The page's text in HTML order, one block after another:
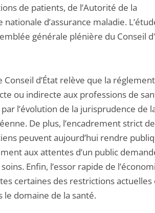
de patients, de l’Autorité de la
d’assurance maladie.
générale plénière du Conseil
d’État relève que la
ou indirecte aux professions de
l’évolution de la jurisprudence de
De plus, l’encadrement strict
peuvent aujourd’hui rendre
aux attentes d’un public
Enfin, l’essor rapide de
certaines des restrictions actuelles
le domaine de la santé.